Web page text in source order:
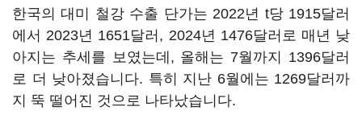
한국의 대미 철강 수출 단가는 2022년 t당 1915달러
에서 2023년 1651달러, 2024년 1476달러로 매년 낮
아지는 추세를 보였는데, 올해는 7월까지 1396달러
로 더 낮아졌습니다. 특히 지난 6월에는 1269달러까
지 뚝 떨어진 것으로 나타났습니다.